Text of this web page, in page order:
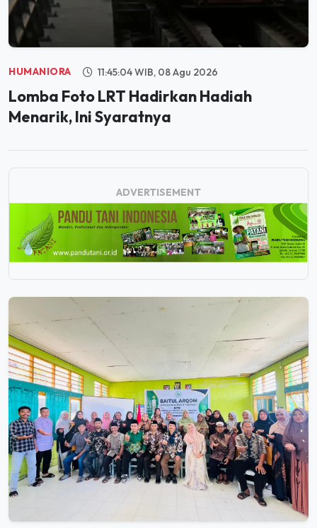
HUMANIORA 11:45:04 WIB, 08 Agu 2026
Lomba Foto LRT Hadirkan Hadiah
Menarik, Ini Syaratnya
ADVERTISEMENT
HUMANIORA 10:12:48 WIB, 08 Agu 2026